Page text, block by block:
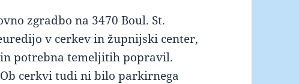
zgradbo na 3470 Boul. St.
v cerkev in župnijski center,
potrebna temeljitih popravil.
cerkvi tudi ni bilo parkirnega